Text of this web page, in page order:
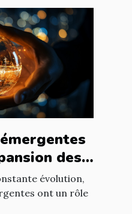
des
évolution,
ont un rôle